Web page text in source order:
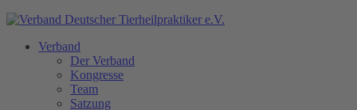
Verband
Der Verband
Kongresse
Team
Satzung